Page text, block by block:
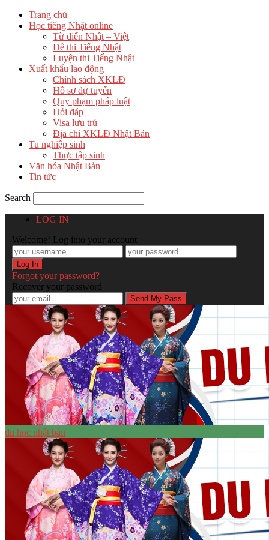
Trang chủ
Học tiếng Nhật online
Từ điển Nhật – Việt
Đề thi Tiếng Nhật
Luyện thi Tiếng Nhật
Xuất khẩu lao động
Chính sách XKLĐ
Hồ sơ dự tuyển
Quy phạm pháp luật
Hỏi đáp
Visa lưu trú
Địa chỉ XKLĐ Nhật Bản
Tu nghiệp sinh
Thực tập sinh
Văn hóa Nhật Bản
Tin tức
Search
LOG IN
Welcome! Log into your account
Forgot your password?
Recover your password
du học nhật bản